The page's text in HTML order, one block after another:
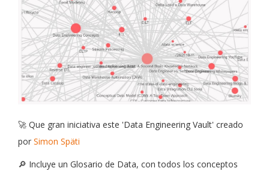
🚀 Que gran iniciativa este 'Data Engineering Vault' creado
por Simon Späti
🔎 Incluye un Glosario de Data, con todos los conceptos